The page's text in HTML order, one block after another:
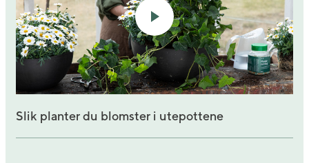
Slik planter du blomster i utepottene